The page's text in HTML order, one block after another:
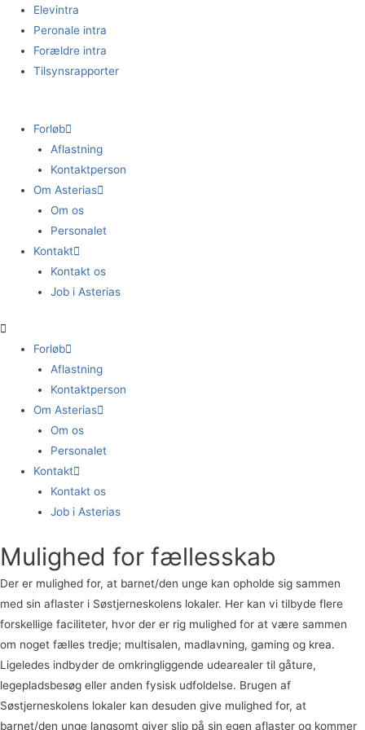
indholdet
Elevintra
Peronale intra
Forældre intra
Tilsynsrapporter
Forløb
Aflastning
Kontaktperson
Om Asterias
Om os
Personalet
Kontakt
Kontakt os
Job i Asterias
Forløb
Aflastning
Kontaktperson
Om Asterias
Om os
Personalet
Kontakt
Kontakt os
Job i Asterias
Mulighed for fællesskab
Der er mulighed for, at barnet/den unge kan opholde sig sammen
med sin aflaster i Søstjerneskolens lokaler. Her kan vi tilbyde flere
forskellige faciliteter, hvor der er rig mulighed for at være sammen
om noget fælles tredje; multisalen, madlavning, gaming og krea.
Ligeledes indbyder de omkringliggende udearealer til gåture,
legepladsbesøg eller anden fysisk udfoldelse. Brugen af
Søstjerneskolens lokaler kan desuden give mulighed for, at
barnet/den unge langsomt giver slip på sin egen aflaster og kommer